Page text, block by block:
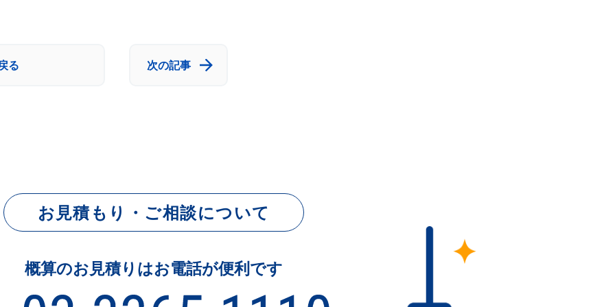
る 次の記事
お見積もり・ご相談について
概算のお見積りはお電話が便利です